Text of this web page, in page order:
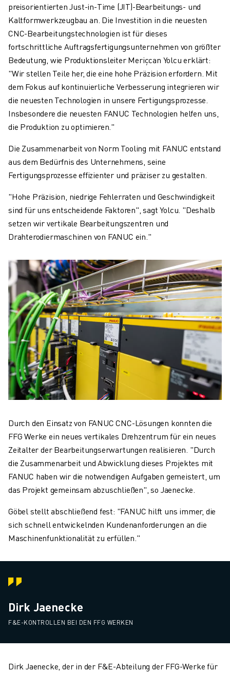
preisorientierten Just-in-Time (JIT)-Bearbeitungs- und
Kaltformwerkzeugbau an. Die Investition in die neuesten
CNC-Bearbeitungstechnologien ist für dieses
fortschrittliche Auftragsfertigungsunternehmen von größter
Bedeutung, wie Produktionsleiter Meriçcan Yolcu erklärt:
"Wir stellen Teile her, die eine hohe Präzision erfordern. Mit
dem Fokus auf kontinuierliche Verbesserung integrieren wir
die neuesten Technologien in unsere Fertigungsprozesse.
Insbesondere die neuesten FANUC Technologien helfen uns,
die Produktion zu optimieren."
Die Zusammenarbeit von Norm Tooling mit FANUC entstand
aus dem Bedürfnis des Unternehmens, seine
Fertigungsprozesse effizienter und präziser zu gestalten.
"Hohe Präzision, niedrige Fehlerraten und Geschwindigkeit
sind für uns entscheidende Faktoren", sagt Yolcu. "Deshalb
setzen wir vertikale Bearbeitungszentren und
Drahterodiermaschinen von FANUC ein."
Durch den Einsatz von FANUC CNC-Lösungen konnten die
FFG Werke ein neues vertikales Drehzentrum für ein neues
Zeitalter der Bearbeitungserwartungen realisieren. "Durch
die Zusammenarbeit und Abwicklung dieses Projektes mit
FANUC haben wir die notwendigen Aufgaben gemeistert, um
das Projekt gemeinsam abzuschließen", so Jaenecke.
Göbel stellt abschließend fest: "FANUC hilft uns immer, die
sich schnell entwickelnden Kundenanforderungen an die
Maschinenfunktionalität zu erfüllen."
Dirk Jaenecke
F&E-KONTROLLEN BEI DEN FFG WERKEN
Dirk Jaenecke, der in der F&E-Abteilung der FFG-Werke für